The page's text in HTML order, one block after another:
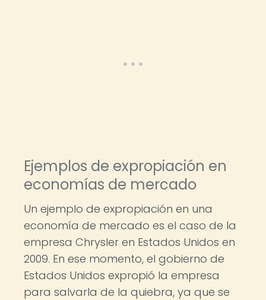
Ejemplos de expropiación en
economías de mercado
Un ejemplo de expropiación en una
economía de mercado es el caso de la
empresa Chrysler en Estados Unidos en
2009. En ese momento, el gobierno de
Estados Unidos expropió la empresa
para salvarla de la quiebra, ya que se